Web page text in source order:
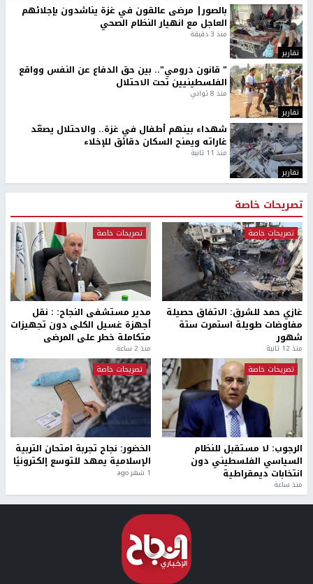
تقارير
بالصور| مرضى عالقون في غزة يناشدون بإجلائهم
العاجل مع انهيار النظام الصحي
منذ 3 دقيقة
تقارير
" قانون درومي".. بين حق الدفاع عن النفس وواقع
الفلسطينيين تحت الاحتلال
منذ 8 ثواني
تقارير
شهداء بينهم أطفال في غزة.. والاحتلال يصعّد
غاراته ويمنح السكان دقائق للإخلاء
منذ 11 ثانية
تصريحات خاصة
تصريحات خاصة
غازي حمد للشرق: الاتفاق حصيلة
مفاوضات طويلة استمرت ستة
شهور
منذ 12 ثانية
تصريحات خاصة
مدير مستشفى النجاح: : نقل
أجهزة غسيل الكلى دون تجهيزات
متكاملة خطر على المرضى
منذ 2 ساعة
تصريحات خاصة
الرجوب: لا مستقبل للنظام
السياسي الفلسطيني دون
انتخابات ديمقراطية
منذ ساعة
تصريحات خاصة
الخضور: نجاح تجربة امتحان التربية
الإسلامية يمهد للتوسع إلكترونيًا
1 شهر ago